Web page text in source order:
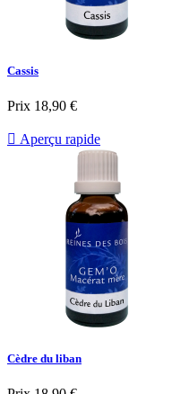
Cassis
Prix 18,90 €
 Aperçu rapide
Cèdre du liban